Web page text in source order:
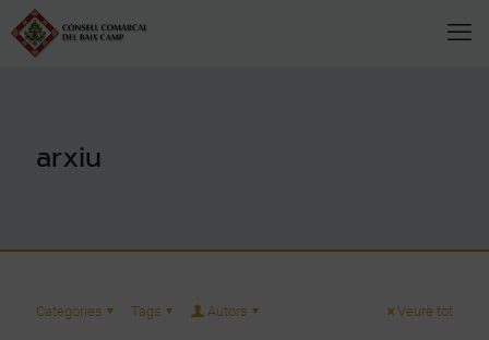
arxiu
Categories Tags Autors Veure tot